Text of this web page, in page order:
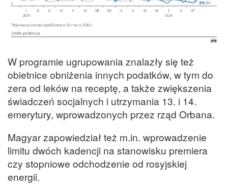
W programie ugrupowania znalazły się też
obietnice obniżenia innych podatków, w tym do
zera od leków na receptę, a także zwiększenia
świadczeń socjalnych i utrzymania 13. i 14.
emerytury, wprowadzonych przez rząd Orbana.
Magyar zapowiedział też m.in. wprowadzenie
limitu dwóch kadencji na stanowisku premiera
czy stopniowe odchodzenie od rosyjskiej
energii.